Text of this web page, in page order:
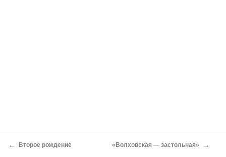
← Второе рождение «Волховская — застольная» →